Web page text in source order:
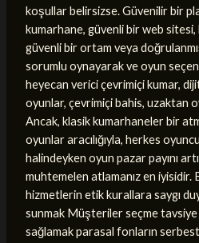
koşullar belirsizse. Güvenilir bir
kumarhane, güvenli bir web
güvenli bir ortam veya
sorumlu oynayarak ve oyun
heyecan verici çevrimiçi kumar,
oyunlar, çevrimiçi bahis, uzaktan
Ancak, klasik kumarhaneler bir
oyunlar aracılığıyla, herkes
halindeyken oyun pazar payını
muhtemelen atlamanız en iyisidir.
hizmetlerin etik kurallara saygı
sunmak Müşteriler seçme
sağlamak parasal fonların serbest